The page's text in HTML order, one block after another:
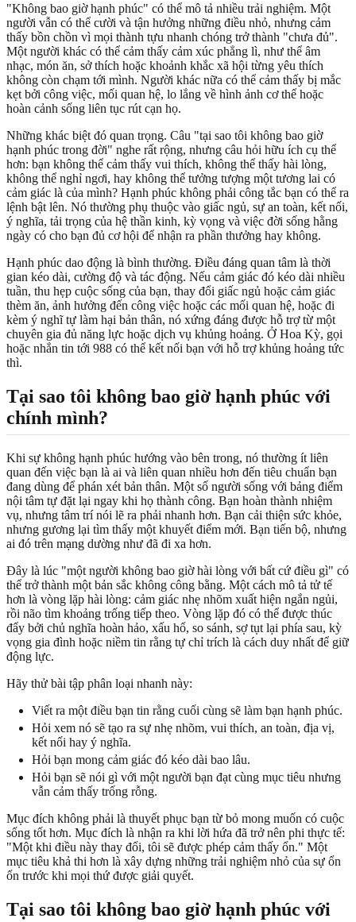
"Không bao giờ hạnh phúc" có thể mô tả nhiều trải nghiệm. Một
người vẫn có thể cười và tận hưởng những điều nhỏ, nhưng cảm
thấy bồn chồn vì mọi thành tựu nhanh chóng trở thành "chưa đủ".
Một người khác có thể cảm thấy cảm xúc phẳng lì, như thể âm
nhạc, món ăn, sở thích hoặc khoảnh khắc xã hội từng yêu thích
không còn chạm tới mình. Người khác nữa có thể cảm thấy bị mắc
kẹt bởi công việc, mối quan hệ, lo lắng về hình ảnh cơ thể hoặc
hoàn cảnh sống liên tục rút cạn họ.
Những khác biệt đó quan trọng. Câu "tại sao tôi không bao giờ
hạnh phúc trong đời" nghe rất rộng, nhưng câu hỏi hữu ích cụ thể
hơn: bạn không thể cảm thấy vui thích, không thể thấy hài lòng,
không thể nghỉ ngơi, hay không thể tưởng tượng một tương lai có
cảm giác là của mình? Hạnh phúc không phải công tắc bạn có thể ra
lệnh bật lên. Nó thường phụ thuộc vào giấc ngủ, sự an toàn, kết nối,
ý nghĩa, tải trọng của hệ thần kinh, kỳ vọng và việc đời sống hằng
ngày có cho bạn đủ cơ hội để nhận ra phần thưởng hay không.
Hạnh phúc dao động là bình thường. Điều đáng quan tâm là thời
gian kéo dài, cường độ và tác động. Nếu cảm giác đó kéo dài nhiều
tuần, thu hẹp cuộc sống của bạn, thay đổi giấc ngủ hoặc cảm giác
thèm ăn, ảnh hưởng đến công việc hoặc các mối quan hệ, hoặc đi
kèm ý nghĩ tự làm hại bản thân, nó xứng đáng được hỗ trợ từ một
chuyên gia đủ năng lực hoặc dịch vụ khủng hoảng. Ở Hoa Kỳ, gọi
hoặc nhắn tin tới 988 có thể kết nối bạn với hỗ trợ khủng hoảng tức
thì.
Tại sao tôi không bao giờ hạnh phúc với
chính mình?
Khi sự không hạnh phúc hướng vào bên trong, nó thường ít liên
quan đến việc bạn là ai và liên quan nhiều hơn đến tiêu chuẩn bạn
đang dùng để phán xét bản thân. Một số người sống với bảng điểm
nội tâm tự đặt lại ngay khi họ thành công. Bạn hoàn thành nhiệm
vụ, nhưng tâm trí nói lẽ ra phải nhanh hơn. Bạn cải thiện sức khỏe,
nhưng gương lại tìm thấy một khuyết điểm mới. Bạn tiến bộ, nhưng
ai đó trên mạng dường như đã đi xa hơn.
Đây là lúc "một người không bao giờ hài lòng với bất cứ điều gì" có
thể trở thành một bản sắc không công bằng. Một cách mô tả tử tế
hơn là vòng lặp hài lòng: cảm giác nhẹ nhõm xuất hiện ngắn ngủi,
rồi não tìm khoảng trống tiếp theo. Vòng lặp đó có thể được thúc
đẩy bởi chủ nghĩa hoàn hảo, xấu hổ, so sánh, sợ tụt lại phía sau, kỳ
vọng gia đình hoặc niềm tin rằng tự chỉ trích là cách duy nhất để giữ
động lực.
Hãy thử bài tập phân loại nhanh này:
Viết ra một điều bạn tin rằng cuối cùng sẽ làm bạn hạnh phúc.
Hỏi xem nó sẽ tạo ra sự nhẹ nhõm, vui thích, an toàn, địa vị,
kết nối hay ý nghĩa.
Hỏi bạn mong cảm giác đó kéo dài bao lâu.
Hỏi bạn sẽ nói gì với một người bạn đạt cùng mục tiêu nhưng
vẫn cảm thấy trống rỗng.
Mục đích không phải là thuyết phục bạn từ bỏ mong muốn có cuộc
sống tốt hơn. Mục đích là nhận ra khi lời hứa đã trở nên phi thực tế:
"Một khi điều này thay đổi, tôi sẽ được phép cảm thấy ổn." Một
mục tiêu khả thi hơn là xây dựng những trải nghiệm nhỏ của sự ổn
ổn trước khi mọi thứ được giải quyết.
Tại sao tôi không bao giờ hạnh phúc với